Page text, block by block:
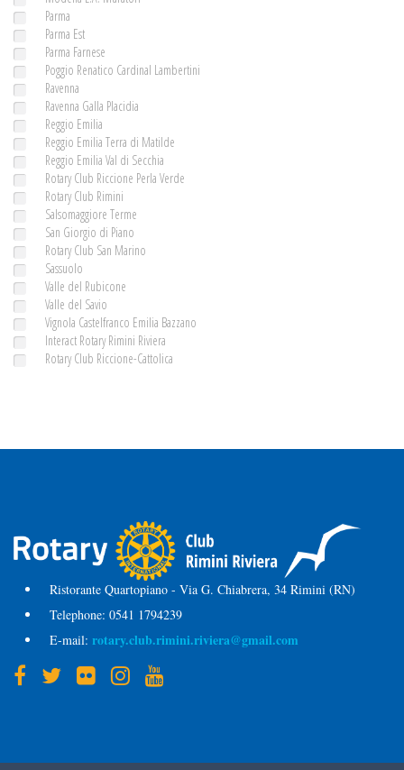
Parma
Parma Est
Parma Farnese
Poggio Renatico Cardinal Lambertini
Ravenna
Ravenna Galla Placidia
Reggio Emilia
Reggio Emilia Terra di Matilde
Reggio Emilia Val di Secchia
Rotary Club Riccione Perla Verde
Rotary Club Rimini
Salsomaggiore Terme
San Giorgio di Piano
Rotary Club San Marino
Sassuolo
Valle del Rubicone
Valle del Savio
Vignola Castelfranco Emilia Bazzano
Interact Rotary Rimini Riviera
Rotary Club Riccione-Cattolica
Ristorante Quartopiano - Via G. Chiabrera, 34 Rimini (RN)
Telephone: 0541 1794239
E-mail: rotary.club.rimini.riviera@gmail.com